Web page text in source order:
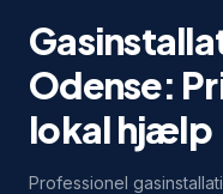
Odense:
lokal hjælp
Professionel